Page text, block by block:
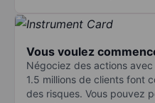
Vous voulez
Négociez des actions
1.5 millions de clients font
des risques. Vous pouvez